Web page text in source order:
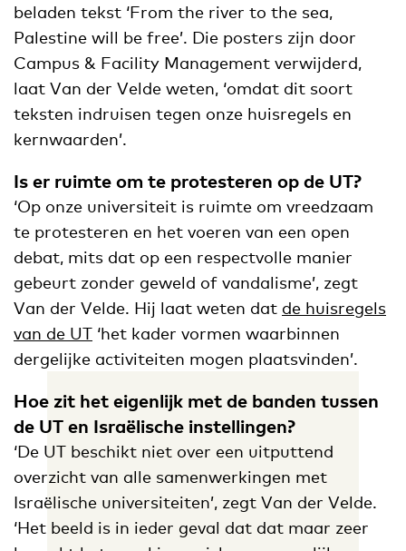
beladen tekst ‘From the river to the sea,
Palestine will be free’. Die posters zijn door
Campus & Facility Management verwijderd,
laat Van der Velde weten, ‘omdat dit soort
teksten indruisen tegen onze huisregels en
kernwaarden’.
Is er ruimte om te protesteren op de UT?
‘Op onze universiteit is ruimte om vreedzaam
te protesteren en het voeren van een open
debat, mits dat op een respectvolle manier
gebeurt zonder geweld of vandalisme’, zegt
Van der Velde. Hij laat weten dat de huisregels
van de UT ‘het kader vormen waarbinnen
dergelijke activiteiten mogen plaatsvinden’.
Hoe zit het eigenlijk met de banden tussen
de UT en Israëlische instellingen?
‘De UT beschikt niet over een uitputtend
overzicht van alle samenwerkingen met
Israëlische universiteiten’, zegt Van der Velde.
‘Het beeld is in ieder geval dat dat maar zeer